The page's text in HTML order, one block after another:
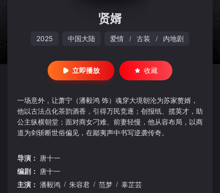
贤婿
2025 中国大陆 爱情 / 古装 / 内地剧
立即播放 收藏
一场意外，让萧宁（潘毅鸿 饰）魂穿大境朝沦为苏家赘婿，
他以古法点化茶韵酒香，引得万民竞逐；创报纸、揽英才，助
公主纵横朝堂；面对商女刁难、前妻轻慢，他从容布局，以商
道为剑斩断世俗偏见，在鄙夷声中书写逆袭传奇。
导演：
唐十一
编剧：
唐十一
主演： 潘毅鸿 / 朱容君 / 范梦 / 辜芷芸